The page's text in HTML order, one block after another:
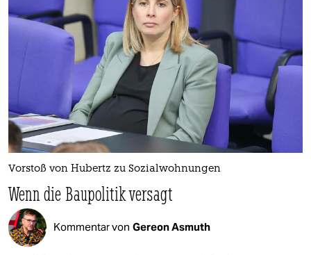
Vorstoß von Hubertz zu Sozialwohnungen
Wenn die Baupolitik versagt
Kommentar von Gereon Asmuth